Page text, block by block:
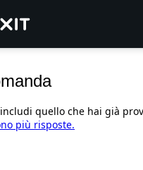
quello che hai già
più risposte.